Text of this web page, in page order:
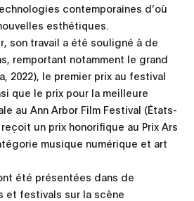
contemporaines d’où
esthétiques.
son travail a été souligné à de
remportant notamment le grand
2022), le premier prix au festival
que le prix pour la meilleure
au Ann Arbor Film Festival (États-
reçoit un prix honorifique au Prix Ars
musique numérique et art
été présentées dans de
et festivals sur la scène